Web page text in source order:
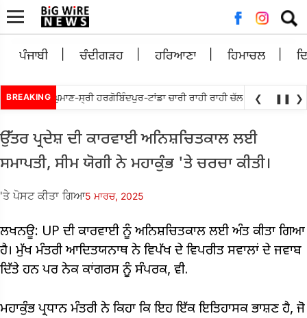
ਲਈ
ਖੋਜ:
ਪੰਜਾਬੀ ਚੰਦੀਗੜਹ ਹਰਿਆਣਾ ਹਿਮਾਚਲ
BREAKINGਵਲੋਘੁਮਾਣ-ਸ੍ਰੀ ਹਰਗੋਬਿੰਦਪੁਰ-ਟਾਂਡਾ ਚਾਰੀ ਰਾਹੀ ਰਾਹੀ ਚੱਲ ਕੇ ਮੁੜ ਅਲਾਟ
❮ ❚❚ ❯
ਉੱਤਰ ਪ੍ਰਦੇਸ਼ ਦੀ ਕਾਰਵਾਈ ਅਨਿਸ਼ਚਿਤਕਾਲ ਲਈ
ਸਮਾਪਤੀ, ਸੀਮ ਯੋਗੀ ਨੇ ਮਹਾਕੁੰਭ 'ਤੇ ਚਰਚਾ ਕੀਤੀ।
'ਤੇ ਪੋਸਟ ਕੀਤਾ ਗਿਆ5 ਮਾਰਚ, 2025
ਲਖਨਊ: UP ਦੀ ਕਾਰਵਾਈ ਨੂੰ ਅਨਿਸ਼ਚਿਤਕਾਲ ਲਈ ਅੰਤ ਕੀਤਾ ਗਿਆ
ਹੈ। ਮੁੱਖ ਮੰਤਰੀ ਆਦਿਤਯਨਾਥ ਨੇ ਵਿਪੱਖ ਦੇ ਵਿਪਰੀਤ ਸਵਾਲਾਂ ਦੇ ਜਵਾਬ
ਦਿੱਤੇ ਹਨ ਪਰ ਨੇਕ ਕਾਂਗਰਸ ਨੂੰ ਸੰਪਰਕ, ਵੀ.
ਮਹਾਕੁੰਭ ਪ੍ਰਧਾਨ ਮੰਤਰੀ ਨੇ ਕਿਹਾ ਕਿ ਇਹ ਇੱਕ ਇਤਿਹਾਸਕ ਭਾਸ਼ਣ ਹੈ, ਜੋ